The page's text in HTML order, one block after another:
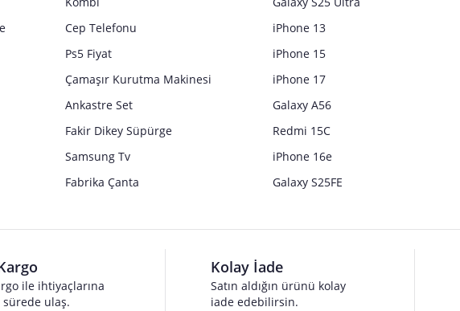
Cep Telefonu
Ps5 Fiyat
Çamaşır Kurutma Makinesi
Ankastre Set
Fakir Dikey Süpürge
Samsung Tv
Fabrika Çanta
iPhone 13
iPhone 15
iPhone 17
Galaxy A56
Redmi 15C
iPhone 16e
Galaxy S25FE
ile ihtiyaçlarına
sürede ulaş.
Kolay İade
Satın aldığın ürünü kolay
iade edebilirsin.